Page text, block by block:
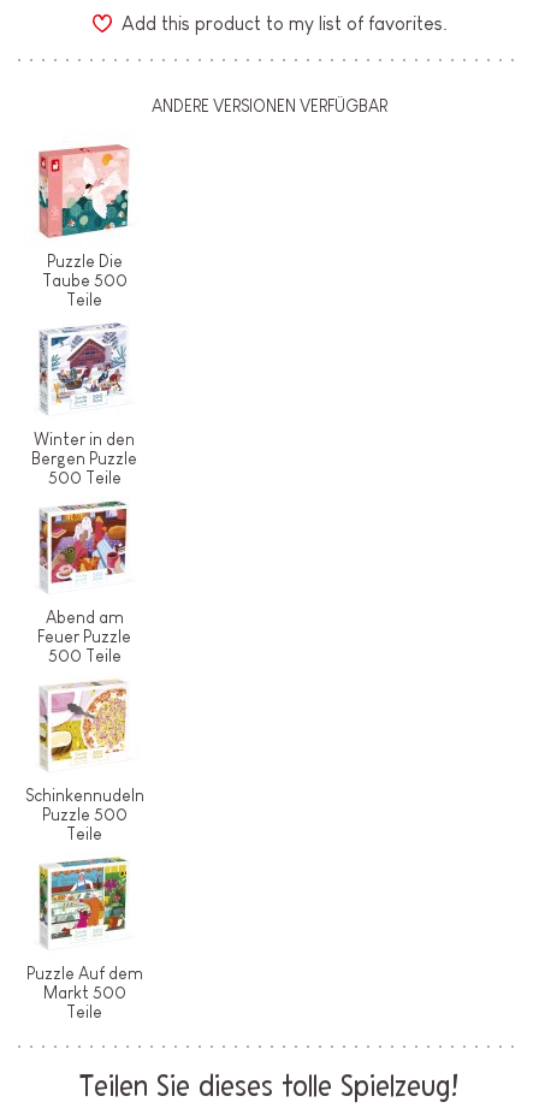
Add this product to my list of favorites.
ANDERE VERSIONEN VERFÜGBAR
Puzzle Die
Taube 500
Teile
Winter in den
Bergen Puzzle
500 Teile
Abend am
Feuer Puzzle
500 Teile
Schinkennudeln
Puzzle 500
Teile
Puzzle Auf dem
Markt 500
Teile
Teilen Sie dieses tolle Spielzeug!